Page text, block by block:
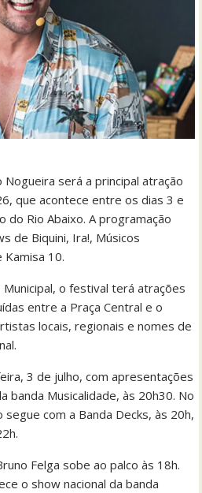
será a principal atração
que acontece entre os dias 3 e
do Rio Abaixo. A programação
de Biquini, Ira!, Músicos
Kamisa 10.
o festival terá atrações
entre a Praça Central e o
locais, regionais e nomes de
3 de julho, com apresentações
banda Musicalidade, às 20h30. No
com a Banda Decks, às 20h,
Felga sobe ao palco às 18h.
o show nacional da banda